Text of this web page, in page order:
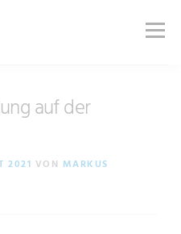
Menü
auf der
2021 VON MARKUS